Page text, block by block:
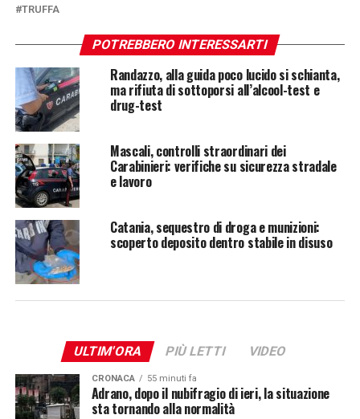
TRUFFA
POTREBBERO INTERESSARTI
Randazzo, alla guida poco lucido si schianta,
ma rifiuta di sottoporsi all’alcool-test e
drug-test
Mascali, controlli straordinari dei
Carabinieri: verifiche su sicurezza stradale
e lavoro
Catania, sequestro di droga e munizioni:
scoperto deposito dentro stabile in disuso
ULTIM'ORA PIÙ LETTI VIDEO
CRONACA 55 minuti fa
Adrano, dopo il nubifragio di ieri, la situazione
sta tornando alla normalità